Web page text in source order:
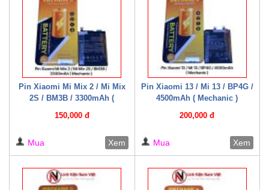
Pin Xiaomi Mi Mix 2 / Mi Mix
2S / BM3B / 3300mAh (
150,000 đ
Mua Xem
Pin Xiaomi 13 / Mi 13 / BP4G /
4500mAh ( Mechanic )
200,000 đ
Mua Xem